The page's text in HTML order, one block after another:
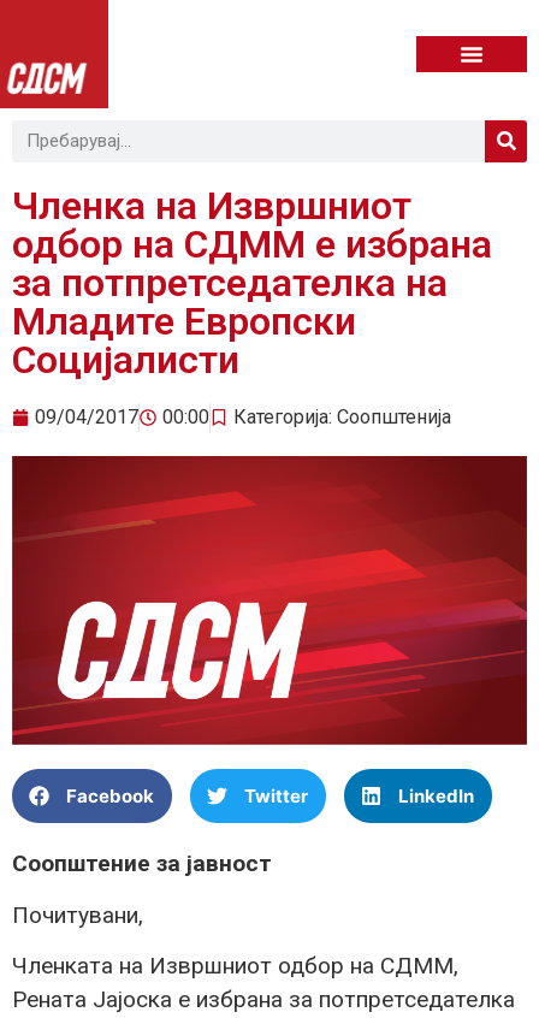
Членка на Извршниот
одбор на СДММ e избрана
за потпретседателка на
Младите Европски
Социјалисти
09/04/2017 00:00 Категорија: Соопштенија
Facebook Twitter LinkedIn
Соопштение за јавност
Почитувани,
Членката на Извршниот одбор на СДММ,
Рената Јајоска е избрана за потпретседателка